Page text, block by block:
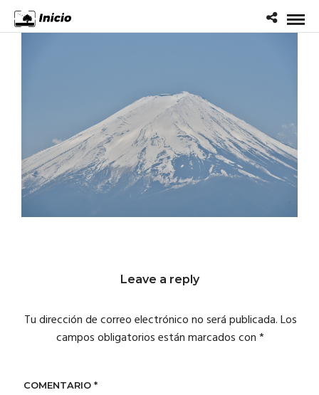
Leave a reply
Tu dirección de correo electrónico no será publicada.Los
campos obligatorios están marcados con*
COMENTARIO *